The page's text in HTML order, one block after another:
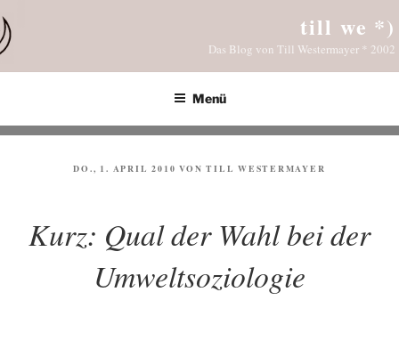
Inhalt
springen
till we *)
Das Blog von Till Westermayer * 2002
Menü
VERÖFFENTLICHT
DO., 1. APRIL 2010 VONTILL WESTERMAYER
Kurz: Qual der Wahl bei der
Umweltsoziologie